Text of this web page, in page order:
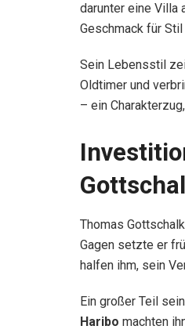
darunter eine Villa
Geschmack für
Sein Lebensstil
Oldtimer und
– ein
Thomas
Gagen setzte er
halfen ihm, sein
Ein großer Teil
Haribo machten